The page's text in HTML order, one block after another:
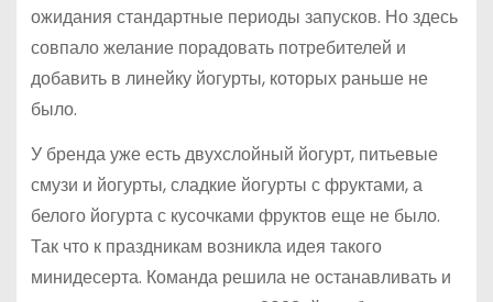
ожидания стандартные периоды запусков. Но здесь
совпало желание порадовать потребителей и
добавить в линейку йогурты, которых раньше не
было.
У бренда уже есть двухслойный йогурт, питьевые
смузи и йогурты, сладкие йогурты с фруктами, а
белого йогурта с кусочками фруктов еще не было.
Так что к праздникам возникла идея такого
минидесерта. Команда решила не останавливать и